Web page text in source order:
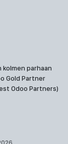
kolmen parhaan
Gold Partner
Odoo Partners)